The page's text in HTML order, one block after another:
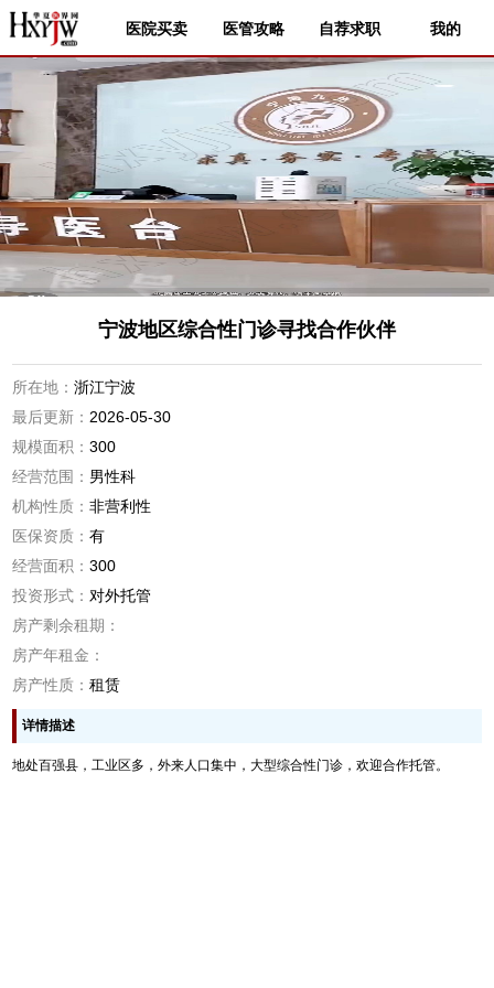
医院买卖 医管攻略 自荐求职 我的
宁波地区综合性门诊寻找合作伙伴
所在地：浙江宁波
最后更新： 2026-05-30
规模面积：300
经营范围： 男性科
机构性质：非营利性
医保资质：有
经营面积：300
投资形式： 对外托管
房产剩余租期：
房产年租金：
房产性质：租赁
详情描述
地处百强县，工业区多，外来人口集中，大型综合性门诊，欢迎合作托管。